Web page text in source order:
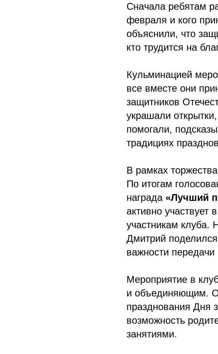
Сначала ребятам
февраля и кого
объяснили, что
кто трудится на
Кульминацией
все вместе они
защитников
украшали
помогали,
традициях
В рамках
По итогам
награда «Лучший
активно
участникам клуба.
Дмитрий
важности передачи
Мероприятие в
и объединяющим.
празднования Дня
возможность
занятиями.